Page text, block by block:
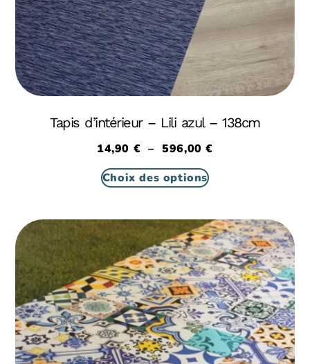
Tapis d’intérieur – Lili azul – 138cm
14,90 € – 596,00€
Choix des options